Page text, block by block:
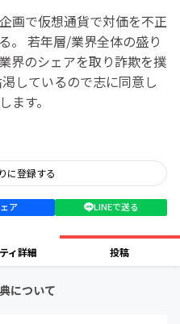
画で仮想通貨で対価を不正
。 若年層/業界全体の盛り
界のシェアを取り詐欺を撲
しているので志に同意し
ます。
に登録する
ア LINEで送る
ィ詳細 投稿
について